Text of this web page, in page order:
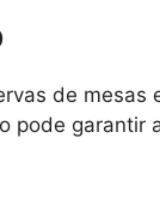
de mesas
pode garantir